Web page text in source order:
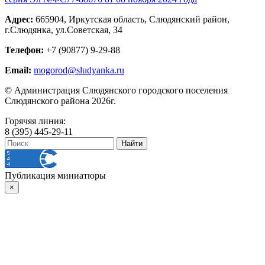
Адрес: 665904, Иркутская область, Слюдянский район,
г.Слюдянка, ул.Советская, 34
Телефон: +7 (90877) 9-29-88
Email: mogorod@sludyanka.ru
© Администрация Слюдянского городского поселения
Слюдянского района 2026г.
Горячяя линия:
8 (395) 445-29-11
Публикация миниатюры
×